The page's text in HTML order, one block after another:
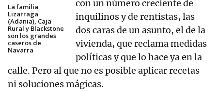
La familia
Lizarraga
(Adania), Caja
Rural y Blackstone
son los grandes
caseros de
Navarra
con un número creciente de
inquilinos y de rentistas, las
dos caras de un asunto, el de la
vivienda, que reclama medidas
políticas y que lo hace ya en la
calle. Pero al que no es posible aplicar recetas
ni soluciones mágicas.